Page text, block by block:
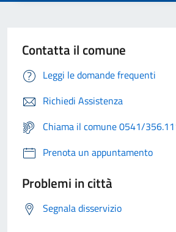
Contatta il comune
Leggi le domande frequenti
Richiedi Assistenza
Chiama il comune 0541/
Prenota un appuntamento
Problemi in città
Segnala disservizio